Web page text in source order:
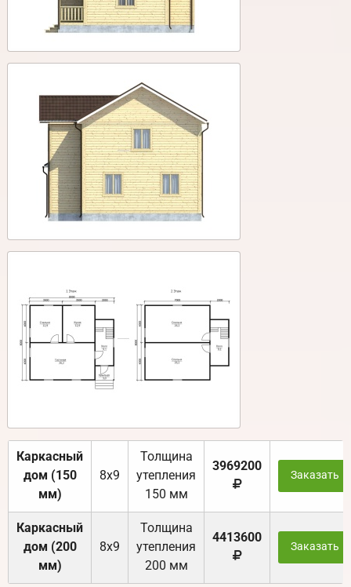
Каркасный
дом (150
мм)
8х9
Толщина
утепления
150 мм
3969200
Заказать
Каркасный
дом (200
мм)
8х9
Толщина
утепления
200 мм
4413600
Заказать